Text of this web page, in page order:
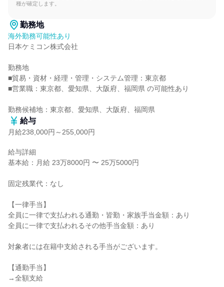
種が確定します。
勤務地
海外勤務可能性あり
日本ケミコン株式会社
勤務地
■貿易・資材・経理・管理・システム管理：東京都
■営業職：東京都、愛知県、大阪府、福岡県 の可能性あり
勤務候補地：東京都、愛知県、大阪府、福岡県
給与
月給238,000円～255,000円
給与詳細
基本給：月給 23万8000円 〜 25万5000円
固定残業代：なし
【一律手当】
全員に一律で支払われる通勤・皆勤・家族手当金額：あり
全員に一律で支払われるその他手当金額：あり
対象者には在籍中支給される手当がございます。
【通勤手当】
→全額支給